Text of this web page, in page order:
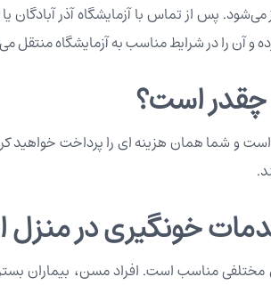
می‌شود. پس از تماس با آزمایشگاه آذر
آن را در شرایط مناسب به آزمایشگاه منتقل
چقدر است؟
و شما همان هزینه ای را پرداخت خواهید
خونگیری در منزل
مناسب است. افراد مسن، بیماران